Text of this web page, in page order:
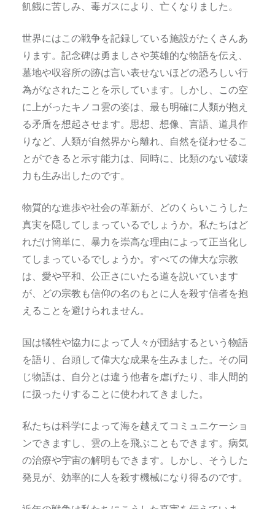
飢餓に苦しみ、毒ガスにより、亡くなりました。
世界にはこの戦争を記録している施設がたくさんあ
ります。記念碑は勇ましさや英雄的な物語を伝え、
墓地や収容所の跡は言い表せないほどの恐ろしい行
為がなされたことを示しています。しかし、この空
に上がったキノコ雲の姿は、最も明確に人類が抱え
る矛盾を想起させます。思想、想像、言語、道具作
りなど、人類が自然界から離れ、自然を従わせるこ
とができると示す能力は、同時に、比類のない破壊
力も生み出したのです。
物質的な進歩や社会の革新が、どのくらいこうした
真実を隠してしまっているでしょうか。私たちはど
れだけ簡単に、暴力を崇高な理由によって正当化し
てしまっているでしょうか。すべての偉大な宗教
は、愛や平和、公正さにいたる道を説いています
が、どの宗教も信仰の名のもとに人を殺す信者を抱
えることを避けられません。
国は犠牲や協力によって人々が団結するという物語
を語り、台頭して偉大な成果を生みました。その同
じ物語は、自分とは違う他者を虐げたり、非人間的
に扱ったりすることに使われてきました。
私たちは科学によって海を越えてコミュニケーショ
ンできますし、雲の上を飛ぶこともできます。病気
の治療や宇宙の解明もできます。しかし、そうした
発見が、効率的に人を殺す機械になり得るのです。